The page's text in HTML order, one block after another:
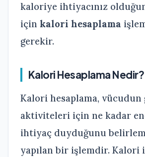
kaloriye ihtiyacınız
için kalori hesaplama
gerekir.
Kalori Hesaplama Nedir?
Kalori hesaplama,
aktiviteleri için ne kadar
ihtiyaç duyduğunu
yapılan bir işlemdir. Kalori